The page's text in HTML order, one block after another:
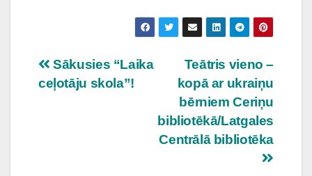
Ziņu
izvēlne
Teātris vieno –
kopā ar ukraiņu
bērniem Ceriņu
bibliotēkā/Latgales
Centrālā bibliotēka
Sākusies “Laika
ceļotāju skola”!